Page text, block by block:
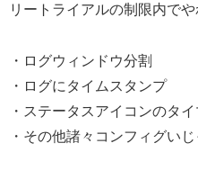
リートライアルの制限内で
・ログウィンドウ分割
・ログにタイムスタンプ
・ステータスアイコンのタ
・その他諸々コンフィグい